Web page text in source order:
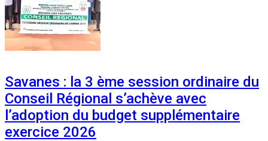
Savanes : la 3 ème session ordinaire du
Conseil Régional s’achève avec
l’adoption du budget supplémentaire
exercice 2026